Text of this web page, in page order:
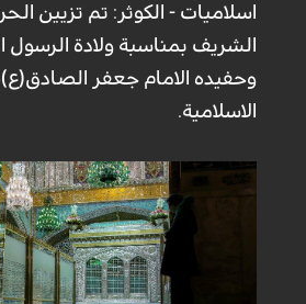
اسلاميات - الكوثر: تم تزيين
الشريف بمناسبة ولادة
وحفيده الامام جعفر
الاسلامية.